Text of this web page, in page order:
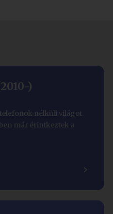
)
nélküli világot.
már érintkeztek a